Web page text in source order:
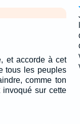
et accorde à cet
tous les peuples
comme ton
sur cette